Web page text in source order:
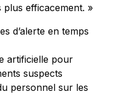
efficacement. »
d’alerte en temps
artificielle pour
suspects
personnel sur les